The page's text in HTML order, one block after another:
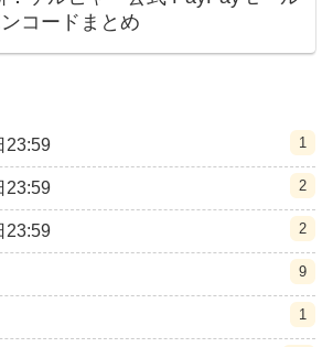
コードまとめ
23:59 1
23:59 2
23:59 2
9
1